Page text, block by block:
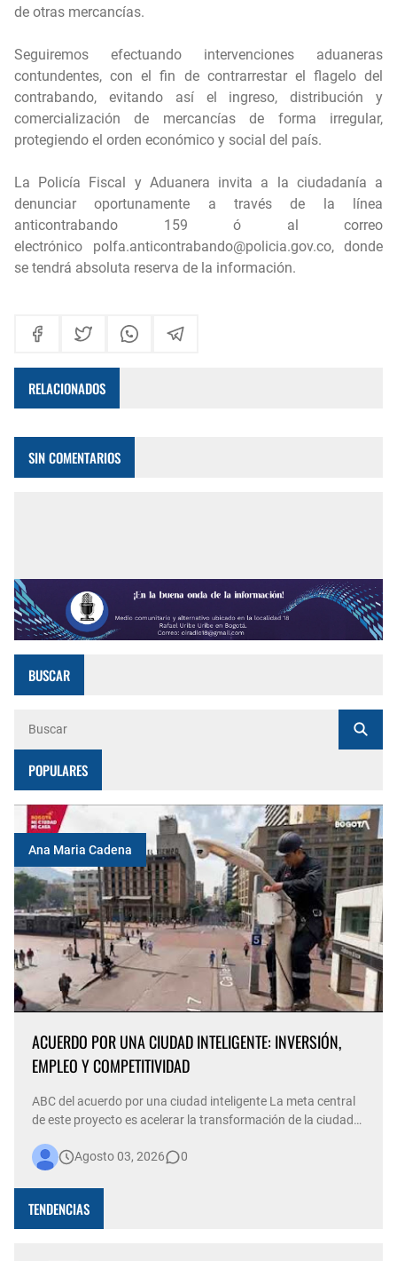
de otras mercancías.
Seguiremos efectuando intervenciones aduaneras
contundentes, con el fin de contrarrestar el flagelo del
contrabando, evitando así el ingreso, distribución y
comercialización de mercancías de forma irregular,
protegiendo el orden económico y social del país.
La Policía Fiscal y Aduanera invita a la ciudadanía a
denunciar oportunamente a través de la línea
anticontrabando 159 ó al correo
electrónico polfa.anticontrabando@policia.gov.co, donde
se tendrá absoluta reserva de la información.
RELACIONADOS
SIN COMENTARIOS
BUSCAR
POPULARES
Ana Maria Cadena
ACUERDO POR UNA CIUDAD INTELIGENTE: INVERSIÓN,
EMPLEO Y COMPETITIVIDAD
ABC del acuerdo por una ciudad inteligente La meta central
de este proyecto es acelerar la transformación de la ciudad
afrontar los desafíos y aprovechar las oportunidades del
Agosto 03, 2026 0
TENDENCIAS